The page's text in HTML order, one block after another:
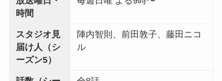
時間
スタジオ見
届け人（シ
ーズン5）
陣内智則、前田敦子、藤田ニコ
ル